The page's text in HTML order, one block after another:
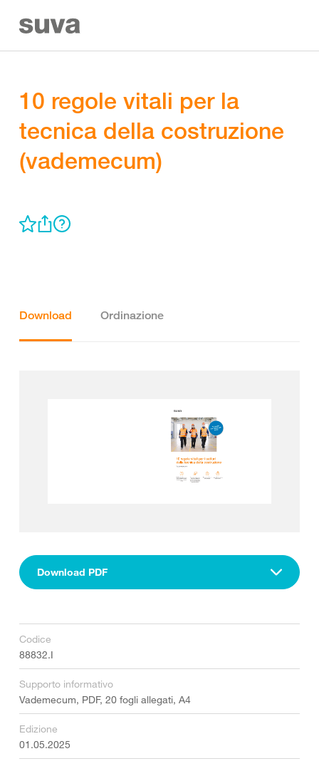
10 regole vitali per la
tecnica della costruzione
(vademecum)
Download Ordinazione
Download PDF
Codice
88832.I
Supporto informativo
Vademecum, PDF, 20 fogli allegati, A4
Edizione
01.05.2025